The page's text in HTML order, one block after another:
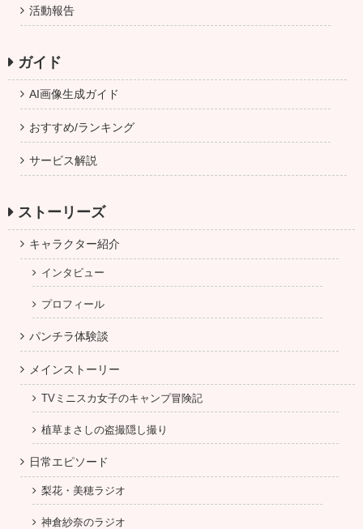
活動報告
ガイド
AI画像生成ガイド
おすすめ/ランキング
サービス解説
ストーリーズ
キャラクター紹介
インタビュー
プロフィール
パンチラ体験談
メインストーリー
TVミニスカ女子のキャンプ冒険記
植草まさしの盗撮隠し撮り
日常エピソード
梨花・美穂ラジオ
神倉紗奈のラジオ